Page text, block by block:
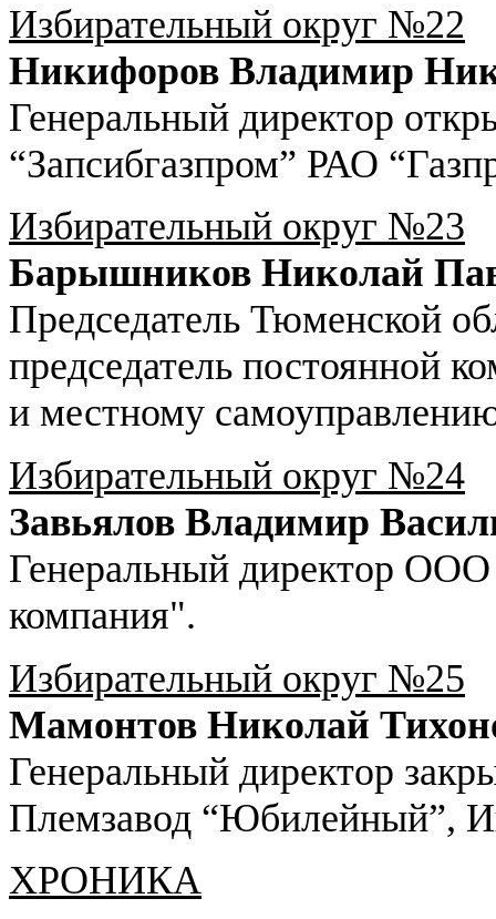
Избирательный округ №22
Никифоров Владимир
Генеральный директор
“Запсибгазпром” РАО
Избирательный округ №23
Барышников Николай
Председатель Тюменской
председатель постоянной
и местному
Избирательный округ №24
Завьялов Владимир
Генеральный директор
компания".
Избирательный округ №25
Мамонтов Николай
Генеральный директор
Племзавод “Юбилейный”,
ХРОНИКА